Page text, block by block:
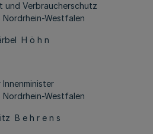
und Verbraucherschutz
Nordrhein-Westfalen
H ö h n
Innenminister
Nordrhein-Westfalen
B e h r e n s